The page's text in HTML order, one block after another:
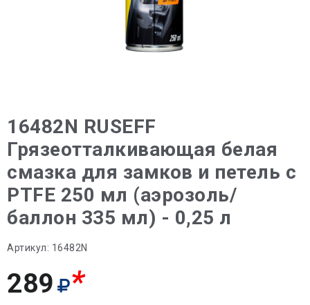
16482N RUSEFF
Грязеотталкивающая белая
смазка для замков и петель с
PTFE 250 мл (аэрозоль/
баллон 335 мл) - 0,25 л
Артикул: 16482N
289 *